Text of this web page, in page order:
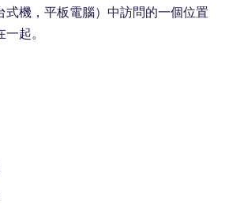
式機，平板電腦）中訪問的一個位置
起。